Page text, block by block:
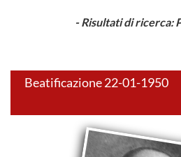
- Risultati di ricerca:
Beatificazione 22-01-1950